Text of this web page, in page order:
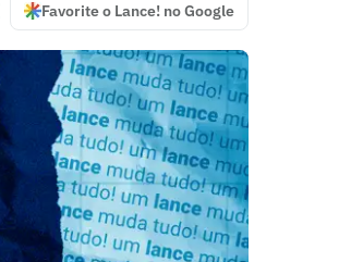
Favorite o Lance! no Google